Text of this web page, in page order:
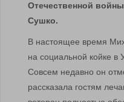
Отечественной
Сушко.
В настоящее время
на социальной койке в
Совсем недавно он
рассказала гостям